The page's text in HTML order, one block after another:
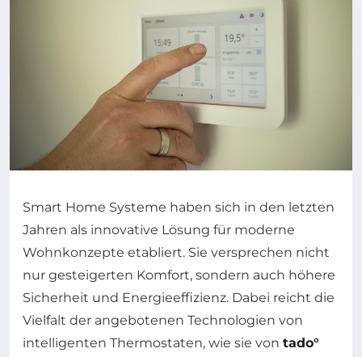
Smart Home Systeme haben sich in den letzten
Jahren als innovative Lösung für moderne
Wohnkonzepte etabliert. Sie versprechen nicht
nur gesteigerten Komfort, sondern auch höhere
Sicherheit und Energieeffizienz. Dabei reicht die
Vielfalt der angebotenen Technologien von
intelligenten Thermostaten, wie sie von tado°